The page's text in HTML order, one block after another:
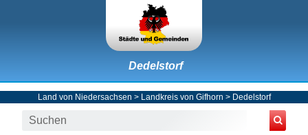
Dedelstorf
Land von Niedersachsen > Landkreis von Gifhorn > Dedelstorf